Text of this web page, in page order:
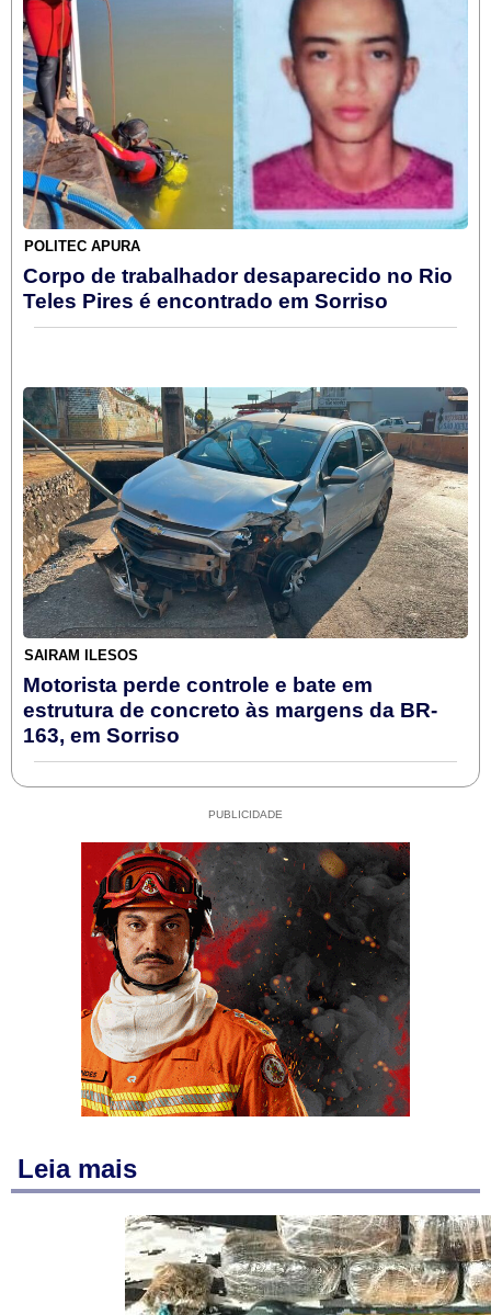
POLITEC APURA
Corpo de trabalhador desaparecido no Rio
Teles Pires é encontrado em Sorriso
SAIRAM ILESOS
Motorista perde controle e bate em
estrutura de concreto às margens da BR-
163, em Sorriso
PUBLICIDADE
Leia mais